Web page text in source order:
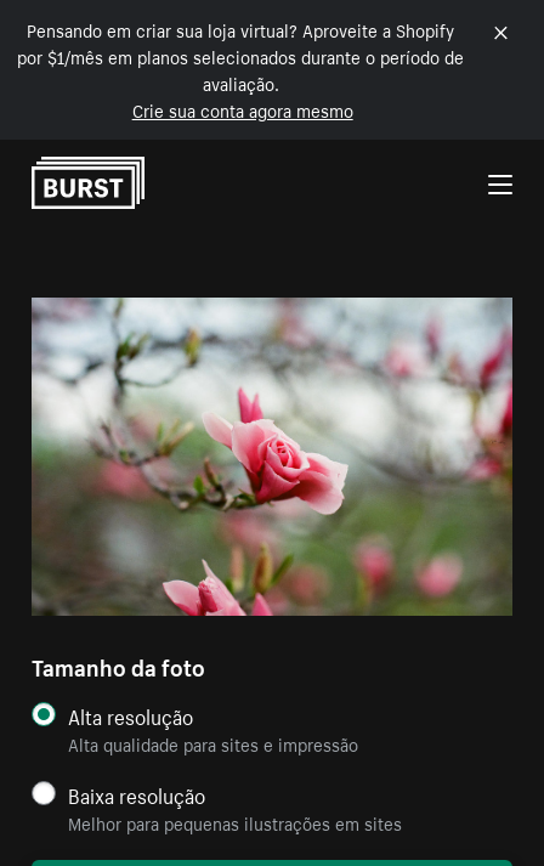
Pensando em criar sua loja virtual? Aproveite a Shopify
por $1/mês em planos selecionados durante o período de
avaliação.
Crie sua conta agora mesmo
Pular para o conteúdo
Tamanho da foto
Alta resolução
Alta qualidade para sites e impressão
Baixa resolução
Melhor para pequenas ilustrações em sites